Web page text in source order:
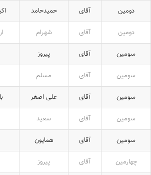
دومین آقای حمیدحامد
دومین آقای شهرام
سومین آقای پیروز
سومین آقای مسلم
سومین آقای علی اصغر
سومین آقای سعید
سومین آقای همایون
چهارمین آقای پیروز